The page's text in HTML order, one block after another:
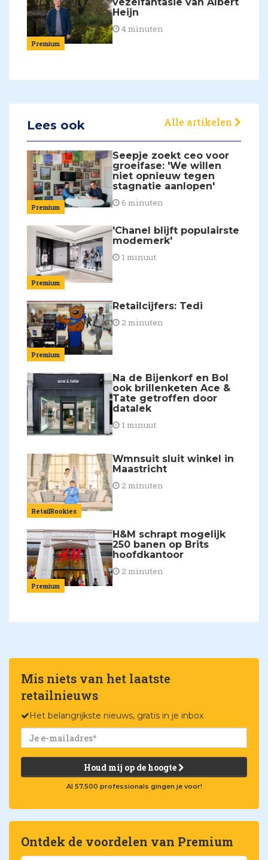
Premium
Heijn
4 minuten
Lees ook Alle artikelen
Premium
Seepje zoekt ceo voor
groeifase: 'We willen
niet opnieuw tegen
stagnatie aanlopen'
6 minuten
Premium
'Chanel blijft populairste
modemerk'
1 minuut
Premium
Retailcijfers: Tedi
2 minuten
Na de Bijenkorf en Bol
ook brillenketen Ace &
Tate getroffen door
datalek
1 minuut
RetailRookies
Wmnsuit sluit winkel in
Maastricht
2 minuten
Premium
H&M schrapt mogelijk
250 banen op Brits
hoofdkantoor
2 minuten
Mis niets van het laatste
retailnieuws
Het belangrijkste nieuws, gratis in je inbox
Houd mij op de hoogte
Al 57.500 professionals gingen je voor!
Ontdek de voordelen van Premium